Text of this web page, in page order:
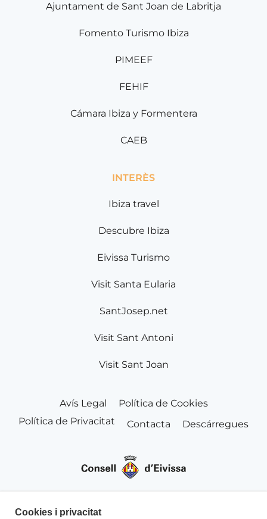
Ajuntament de Sant Joan de Labritja
Fomento Turismo Ibiza
PIMEEF
FEHIF
Cámara Ibiza y Formentera
CAEB
INTERÈS
Ibiza travel
Descubre Ibiza
Eivissa Turismo
Visit Santa Eularia
SantJosep.net
Visit Sant Antoni
Visit Sant Joan
Avís Legal
Política de Cookies
Política de Privacitat
Contacta Descárregues
Cookies i privacitat